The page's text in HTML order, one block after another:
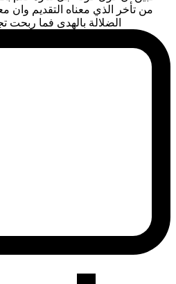
من تأخر الذي معناه التقديم وان
الضلالة بالهدى فما ربحت